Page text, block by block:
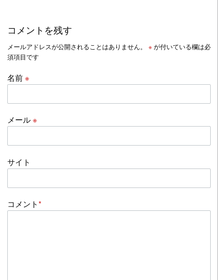
コメントを残す
メールアドレスが公開されることはありません。 ※ が付いている欄は必
須項目です
名前※
メール※
サイト
コメント*